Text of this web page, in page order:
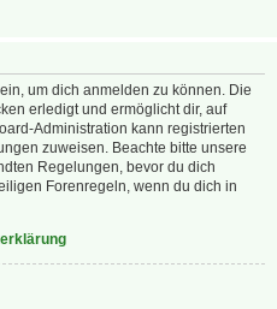
um dich anmelden zu können. Die
erledigt und ermöglicht dir, auf
Administration kann registrierten
zuweisen. Beachte bitte unsere
Regelungen, bevor du dich
Forenregeln, wenn du dich in